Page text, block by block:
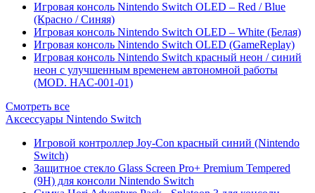
Игровая консоль Nintendo Switch OLED – Red / Blue
(Красно / Синяя)
Игровая консоль Nintendo Switch OLED – White (Белая)
Игровая консоль Nintendo Switch OLED (GameReplay)
Игровая консоль Nintendo Switch красный неон / синий
неон с улучшенным временем автономной работы
(MOD. HAC-001-01)
Смотреть все
Аксессуары Nintendo Switch
Игровой контроллер Joy-Con красный синий (Nintendo
Switch)
Защитное стекло Glass Screen Pro+ Premium Tempered
(9H) для консоли Nintendo Switch